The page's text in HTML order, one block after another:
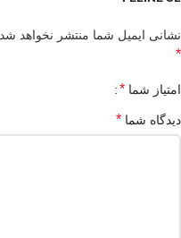
نشانی ایمیل شما منتشر نخواهد شد.
*
امتیاز شما *
دیدگاه شما *